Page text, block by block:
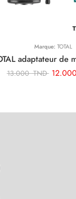
Marque: TOTAL
13.000TND